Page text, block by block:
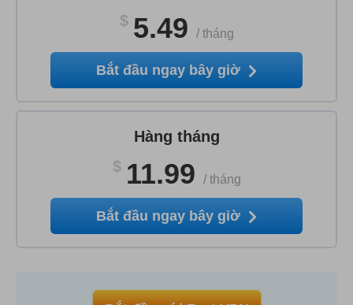
$ 5.49 / tháng
Bắt đầu ngay bây giờ
Hàng tháng
$ 11.99 / tháng
Bắt đầu ngay bây giờ